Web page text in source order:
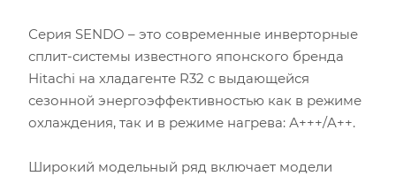
Серия SENDO – это современные инверторные
сплит-системы известного японского бренда
Hitachi на хладагенте R32 с выдающейся
сезонной энергоэффективностью как в режиме
охлаждения, так и в режиме нагрева: А+++/A++.
Широкий модельный ряд включает модели